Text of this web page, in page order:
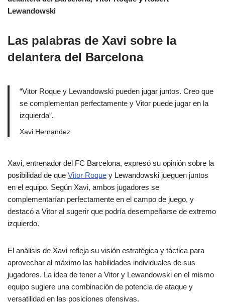
Lewandowski
Las palabras de Xavi sobre la
delantera del Barcelona
“Vitor Roque y Lewandowski pueden jugar juntos. Creo que
se complementan perfectamente y Vitor puede jugar en la
izquierda”.
Xavi Hernandez
Xavi, entrenador del FC Barcelona, expresó su opinión sobre la
posibilidad de que Vitor Roque y Lewandowski jueguen juntos
en el equipo. Según Xavi, ambos jugadores se
complementarían perfectamente en el campo de juego, y
destacó a Vitor al sugerir que podría desempeñarse de extremo
izquierdo.
El análisis de Xavi refleja su visión estratégica y táctica para
aprovechar al máximo las habilidades individuales de sus
jugadores. La idea de tener a Vitor y Lewandowski en el mismo
equipo sugiere una combinación de potencia de ataque y
versatilidad en las posiciones ofensivas.